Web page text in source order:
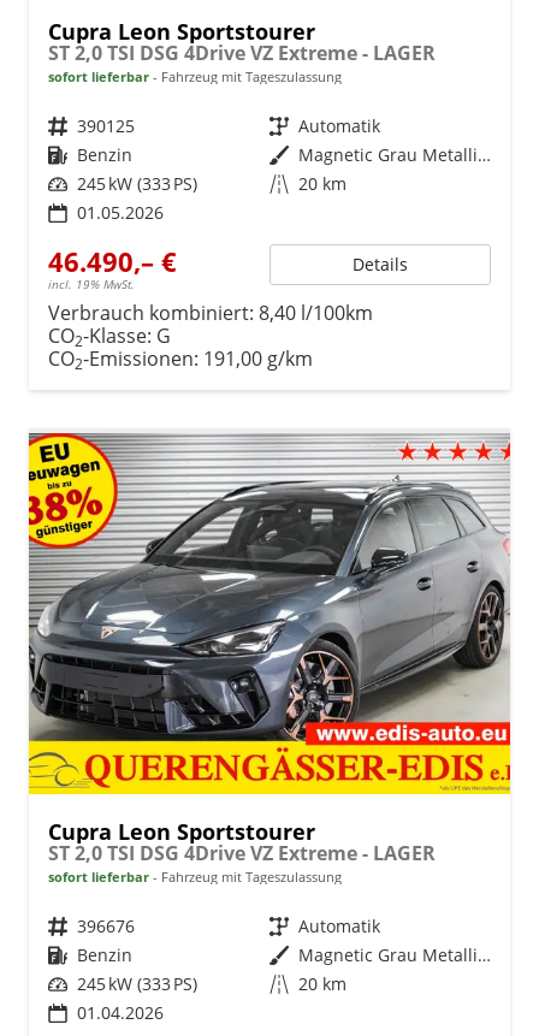
Cupra Leon Sportstourer
ST 2,0 TSI DSG 4Drive VZ Extreme - LAGER
sofort lieferbar Fahrzeug mit Tageszulassung
Fahrzeugnr. 390125 Getriebe Automatik
Kraftstoff Benzin Außenfarbe
Magnetic Grau Metallic (S7)
Leistung 245 kW (333 PS) Kilometerstand 20 km
01.05.2026
46.490,– €
incl. 19% MwSt.
Details
Verbrauch kombiniert: 8,40 l/100km
CO2-Klasse: G
CO2-Emissionen: 191,00 g/km
Cupra Leon Sportstourer
ST 2,0 TSI DSG 4Drive VZ Extreme - LAGER
sofort lieferbar Fahrzeug mit Tageszulassung
Fahrzeugnr. 396676 Getriebe Automatik
Kraftstoff Benzin Außenfarbe
Magnetic Grau Metallic (S7)
Leistung 245 kW (333 PS) Kilometerstand 20 km
01.04.2026